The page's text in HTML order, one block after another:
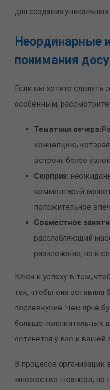
для создания
Неординарные
понимания
Если вы хотите сделать
особенным,
Тематики вечера:
концепцию,
встречу более
Сюрприз:
комментарий
положительное
Совместное
расслабляющий
развлечение, но и
Ключ к успеху в том,
так, чтобы она оставила
послевкусие. Чем ярче
больше положительных
останется у вас и вашей
В процессе
множество нюансов, но